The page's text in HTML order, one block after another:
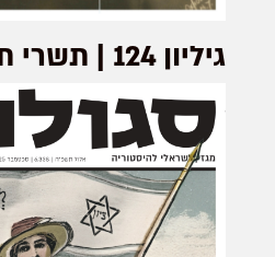
גיליון 124 | תשרי תשפ"א